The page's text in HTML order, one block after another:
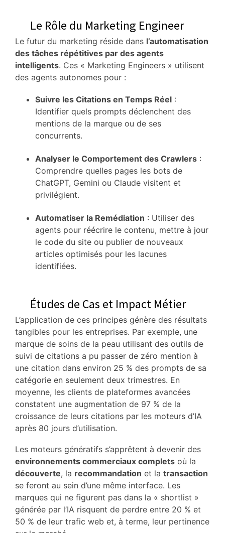
Le Rôle du Marketing Engineer
Le futur du marketing réside dans l’automatisation
des tâches répétitives par des agents
intelligents. Ces « Marketing Engineers » utilisent
des agents autonomes pour :
Suivre les Citations en Temps Réel :
Identifier quels prompts déclenchent des
mentions de la marque ou de ses
concurrents.
Analyser le Comportement des Crawlers :
Comprendre quelles pages les bots de
ChatGPT, Gemini ou Claude visitent et
privilégient.
Automatiser la Remédiation : Utiliser des
agents pour réécrire le contenu, mettre à jour
le code du site ou publier de nouveaux
articles optimisés pour les lacunes
identifiées.
Études de Cas et Impact Métier
L’application de ces principes génère des résultats
tangibles pour les entreprises. Par exemple, une
marque de soins de la peau utilisant des outils de
suivi de citations a pu passer de zéro mention à
une citation dans environ 25 % des prompts de sa
catégorie en seulement deux trimestres. En
moyenne, les clients de plateformes avancées
constatent une augmentation de 97 % de la
croissance de leurs citations par les moteurs d’IA
après 80 jours d’utilisation.
Les moteurs génératifs s’apprêtent à devenir des
environnements commerciaux complets où la
découverte, la recommandation et la transaction
se feront au sein d’une même interface. Les
marques qui ne figurent pas dans la « shortlist »
générée par l’IA risquent de perdre entre 20 % et
50 % de leur trafic web et, à terme, leur pertinence